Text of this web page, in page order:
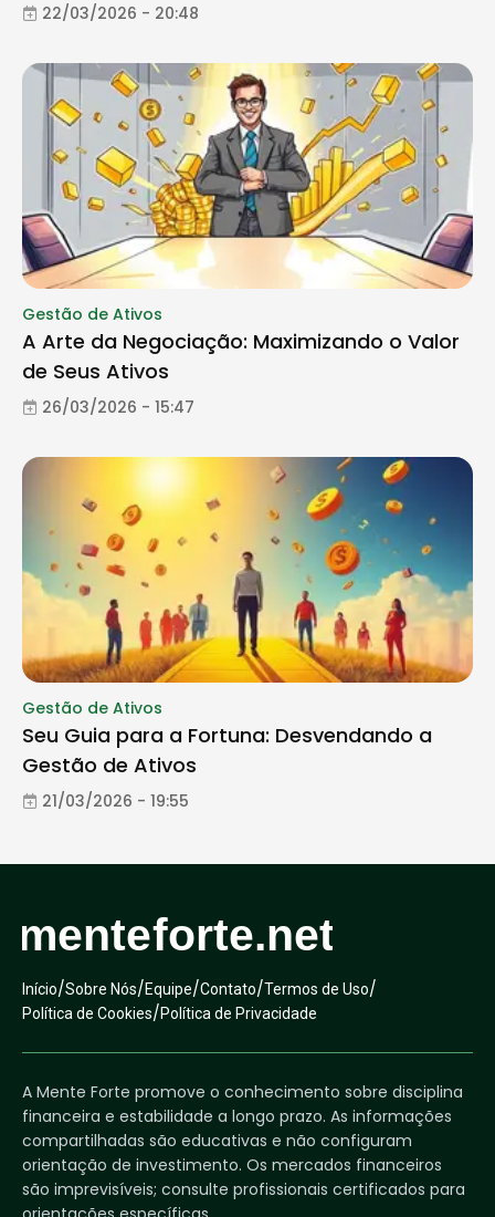
22/03/2026 - 20:48
Gestão de Ativos
A Arte da Negociação: Maximizando o Valor
de Seus Ativos
26/03/2026 - 15:47
Gestão de Ativos
Seu Guia para a Fortuna: Desvendando a
Gestão de Ativos
21/03/2026 - 19:55
Início/Sobre Nós/Equipe/Contato/Termos de Uso/
Política de Cookies/Política de Privacidade
A Mente Forte promove o conhecimento sobre disciplina
financeira e estabilidade a longo prazo. As informações
compartilhadas são educativas e não configuram
orientação de investimento. Os mercados financeiros
são imprevisíveis; consulte profissionais certificados para